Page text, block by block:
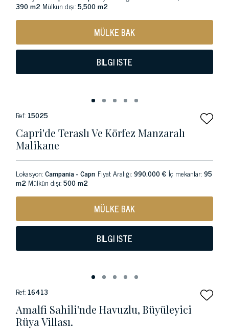
390 m2 Mülkün dışı:5,500 m2
MÜLKE BAK
BILGI ISTE
Ref: 15025
Capri'de Teraslı Ve Körfez Manzaralı
Malikane
Lokasyon:Campania - Caprı Fiyat Aralığı:990.000 € İç mekanlar:95
m2 Mülkün dışı:500 m2
MÜLKE BAK
BILGI ISTE
Ref: 16413
Amalfi Sahili'nde Havuzlu, Büyüleyici
Rüya Villası.